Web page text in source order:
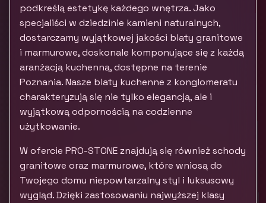
podkreślą estetykę każdego wnętrza. Jako
specjaliści w dziedzinie kamieni naturalnych,
dostarczamy wyjątkowej jakości blaty granitowe
i marmurowe, doskonale komponujące się z każdą
aranżacją kuchenną, dostępne na terenie
Poznania. Nasze blaty kuchenne z konglomeratu
charakteryzują się nie tylko elegancją, ale i
wyjątkową odpornością na codzienne
użytkowanie.
W ofercie PRO-STONE znajdują się również schody
granitowe oraz marmurowe, które wniosą do
Twojego domu niepowtarzalny styl i luksusowy
wygląd. Dzięki zastosowaniu najwyższej klasy